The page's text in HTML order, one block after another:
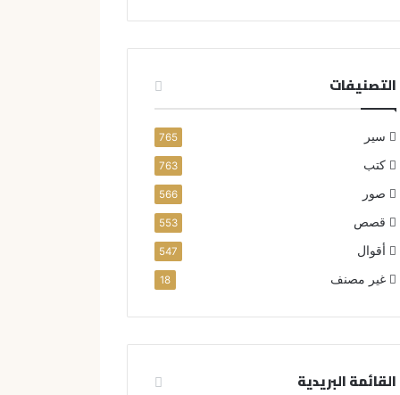
التصنيفات
سير 765
كتب 763
صور 566
قصص 553
أقوال 547
غير مصنف 18
القائمة البريدية